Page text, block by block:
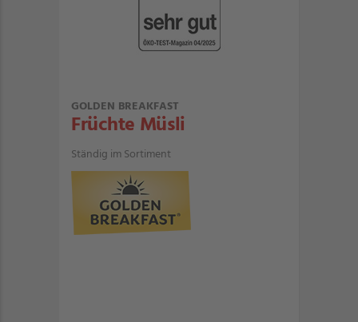
GOLDEN BREAKFAST
Früchte Müsli
Ständig im Sortiment